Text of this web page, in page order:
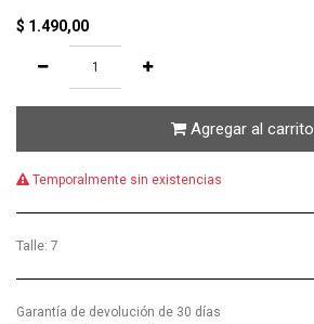
$ 1.490,00
Agregar al carrito
Temporalmente sin existencias
Talle: 7
Garantía de devolución de 30 días